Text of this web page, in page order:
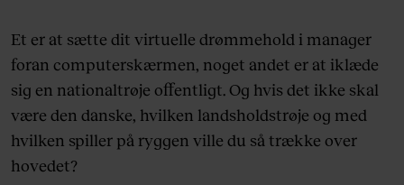
Et er at sætte dit virtuelle drømmehold i manager
foran computerskærmen, noget andet er at iklæde
sig en nationaltrøje offentligt. Og hvis det ikke skal
være den danske, hvilken landsholdstrøje og med
hvilken spiller på ryggen ville du så trække over
hovedet?